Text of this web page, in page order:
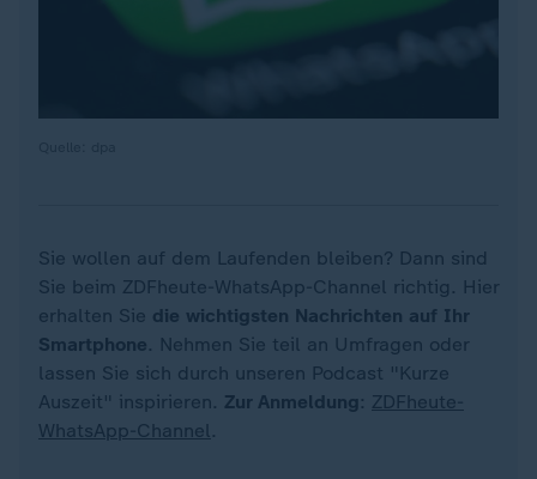
Sie wollen auf dem Laufenden bleiben? Dann sind
Sie beim ZDFheute-WhatsApp-Channel richtig. Hier
erhalten Sie die wichtigsten Nachrichten auf Ihr
Smartphone. Nehmen Sie teil an Umfragen oder
lassen Sie sich durch unseren Podcast "Kurze
Auszeit" inspirieren. Zur Anmeldung : ZDFheute-
WhatsApp-Channel.